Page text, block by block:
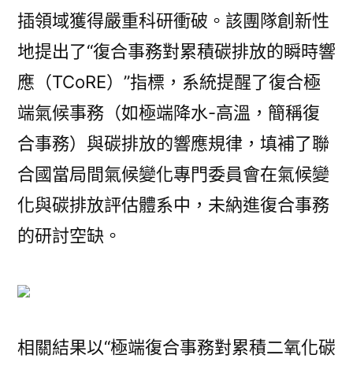
理
工
來
水
利
穿
插
團
意
插領域獲得嚴重科研衝破。該團隊創新性
地提出了“復合事務對累積碳排放的瞬時響
應（TCoRE）”指標，系統提醒了復合極
端氣候事務（如極端降水-高溫，簡稱復
合事務）與碳排放的響應規律，填補了聯
合國當局間氣候變化專門委員會在氣候變
化與碳排放評估體系中，未納進復合事務
的研討空缺。
相關結果以“極端復合事務對累積二氧化碳